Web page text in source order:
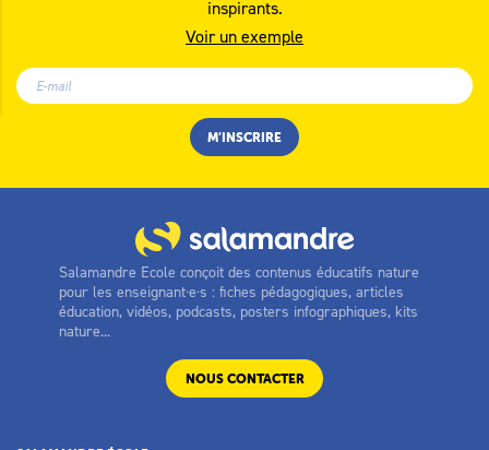
inspirants.
Voir un exemple
Salamandre Ecole conçoit des contenus éducatifs nature
pour les enseignant·e·s : fiches pédagogiques, articles
éducation, vidéos, podcasts, posters infographiques, kits
nature...
NOUS CONTACTER